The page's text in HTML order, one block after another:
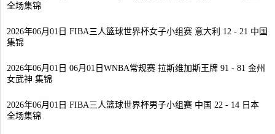
全场集锦
2026年06月01日 FIBA三人篮球世界杯女子小组赛 意大利 12 - 21 中国
集锦
2026年06月01日 06月01日WNBA常规赛 拉斯维加斯王牌 91 - 81 金州
女武神 集锦
2026年06月01日 FIBA三人篮球世界杯男子小组赛 中国 22 - 14 日本
全场集锦